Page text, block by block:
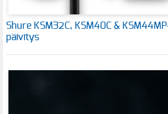
Shure KSM32C, KSM40C &
päivitys